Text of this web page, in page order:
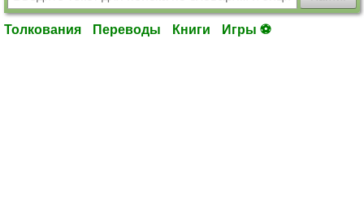
Толкования Переводы Книги Игры ⚽